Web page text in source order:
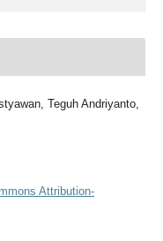
Teguh Andriyanto,
Attribution-